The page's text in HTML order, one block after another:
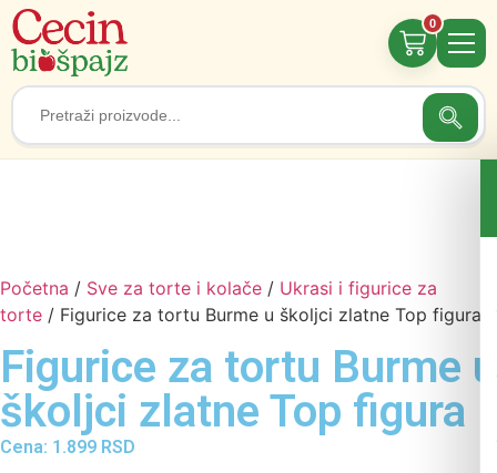
Search
for:
0
Početna / Sve za torte i kolače / Ukrasi i figurice za
torte / Figurice za tortu Burme u školjci zlatne Top figura
Figurice za tortu Burme u
školjci zlatne Top figura
Cena: 1.899 RSD